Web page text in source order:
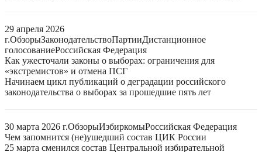
29 апреля 2026
г.ОбзорыЗаконодательствоПартииДистанционное
голосованиеРоссийская Федерация
Как ужесточали законы о выборах: ограничения для
«экстремистов» и отмена ПСГ
Начинаем цикл публикаций о деградации российского
законодательства о выборах за прошедшие пять лет
30 марта 2026 г.ОбзорыИзбиркомыРоссийская Федерация
Чем запомнится (не)ушедший состав ЦИК России
25 марта сменился состав Центральной избирательной